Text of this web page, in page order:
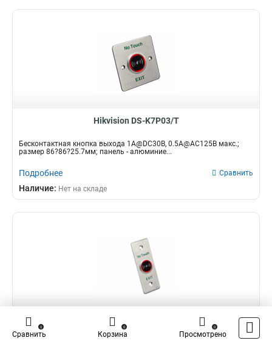
Hikvision DS-K7P03/T
Бесконтактная кнопка выхода 1A@DC30В, 0.5A@AC125В макс.;
размер 86?86?25.7мм; панель - алюминие...
Подробнее Сравнить
Наличие: Нет на складе
Hikvision DS-K7P04/T
Сравнить
0
Корзина
0
Просмотрено
0